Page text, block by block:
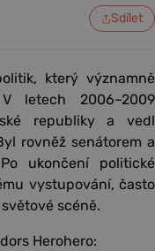
Sdílet
který významně
letech 2006–2009
republiky a vedl
rovněž senátorem a
ukončení politické
vystupování, často
scéně.
Herohero: